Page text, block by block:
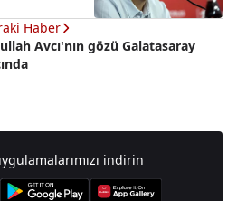
Haber
Avcı'nın gözü Galatasaray
indirin